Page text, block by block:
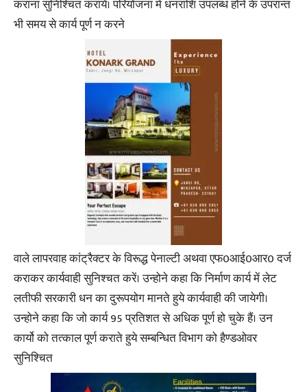
कराना सुनिश्चित करायें। परियोजना में धनराशि उपलब्ध होने के उपरान्त
भी समय से कार्य पूर्ण न करने
वाले लापरवाह कांट्रैक्टर के विरूद्ध पेनाल्टी अथवा एफ0आई0आर0 दर्ज
कराकर कार्यवाही सुनिश्चत करें। उन्होने कहा कि निर्माण कार्य में लेट
लतीफी सरकारी धन का दुरूपयोग मानते हुये कार्यवाही की जायेगी।
उन्होने कहा कि जो कार्य 95 प्रतिशत से अधिक पूर्ण हो चुके हैं। उन
कार्यो को तत्काल पूर्ण कराते हुये सम्बन्धित विभाग को हैण्डओवर
सुनिश्चित